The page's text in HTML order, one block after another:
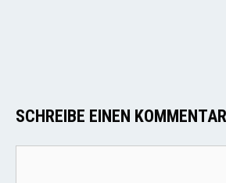
SCHREIBE EINEN KOMMENTAR